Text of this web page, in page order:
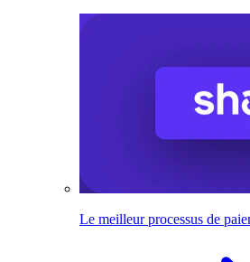
Le meilleur processus de